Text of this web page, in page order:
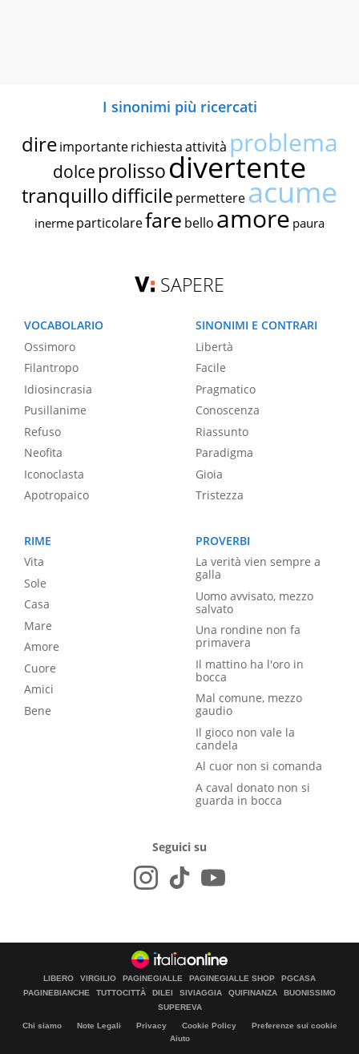
I sinonimi più ricercati
dire importante richiestaattività problema
dolce prolissodivertente
tranquillodifficile permettereacume
inerme particolarefare bello amore paura
SAPERE
VOCABOLARIO
Ossimoro
Filantropo
Idiosincrasia
Pusillanime
Refuso
Neofita
Iconoclasta
Apotropaico
SINONIMI E CONTRARI
Libertà
Facile
Pragmatico
Conoscenza
Riassunto
Paradigma
Gioia
Tristezza
RIME
Vita
Sole
Casa
Mare
Amore
Cuore
Amici
Bene
PROVERBI
La verità vien sempre a
galla
Uomo avvisato, mezzo
salvato
Una rondine non fa
primavera
Il mattino ha l'oro in
bocca
Mal comune, mezzo
gaudio
Il gioco non vale la
candela
Al cuor non si comanda
A caval donato non si
guarda in bocca
Seguici su
LIBERO VIRGILIO PAGINEGIALLE PAGINEGIALLE SHOP
PGCASA
PAGINEBIANCHE
TUTTOCITTÀ DILEI SIVIAGGIA QUIFINANZA
BUONISSIMO
SUPEREVA
Chi siamo Note Legali Privacy Cookie Policy
Preferenze sui cookie
Aiuto